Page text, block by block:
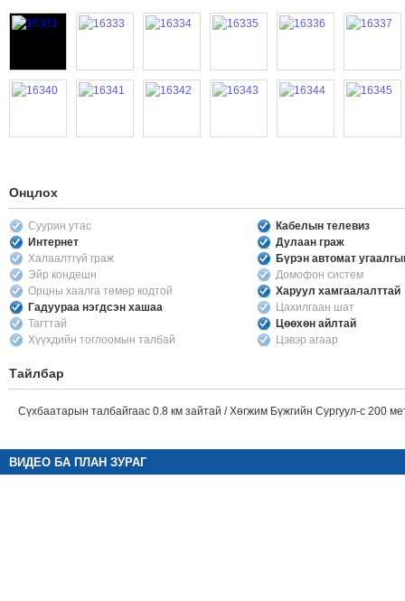
Онцлох
Суурин утас
Кабелын телевиз
Интернет
Дулаан граж
Халаалтгүй граж
Бүрэн автомат
Эйр кондешн
Домофон систем
Орцны хаалга төмөр кодтой
Харуул хамгаалалттай
Гадуураа нэгдсэн хашаа
Цахилгаан шат
Тагттай
Цөөхөн айлтай
Хүүхдийн тоглоомын талбай
Цэвэр агаар
Тайлбар
Сүхбаатарын талбайгаас 0.8 км зайтай / Хөгжим Бүжгийн Сургуул-с 200
ВИДЕО БА ПЛАН ЗУРАГ